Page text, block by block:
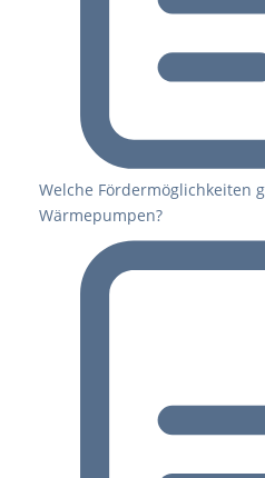
Welche Fördermöglichkeiten
Wärmepumpen?